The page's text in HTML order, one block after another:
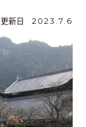
更新日 2023.7.6